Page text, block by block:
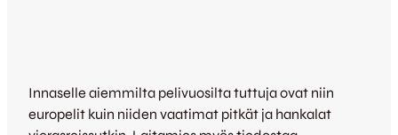
Innaselle aiemmilta pelivuosilta tuttuja ovat niin
europelit kuin niiden vaatimat pitkät ja hankalat